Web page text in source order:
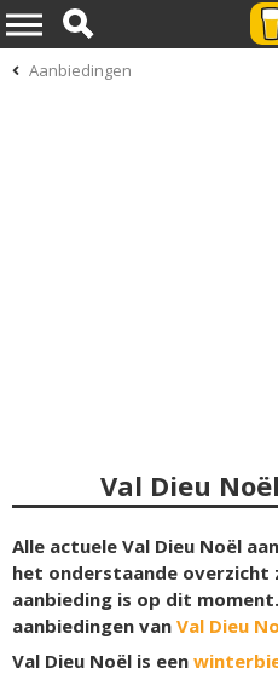
Aanbiedingen
Val Dieu
Alle actuele Val Dieu Noël
het onderstaande overzicht
aanbieding is op dit
aanbiedingen van Val Dieu
Val Dieu Noël is een